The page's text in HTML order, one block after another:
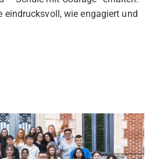
eindrucksvoll, wie engagiert und